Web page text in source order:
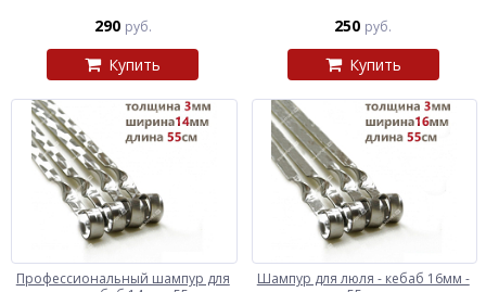
290 руб.
Купить
250 руб.
Купить
Профессиональный шампур для
Шампур для люля - кебаб 16мм -